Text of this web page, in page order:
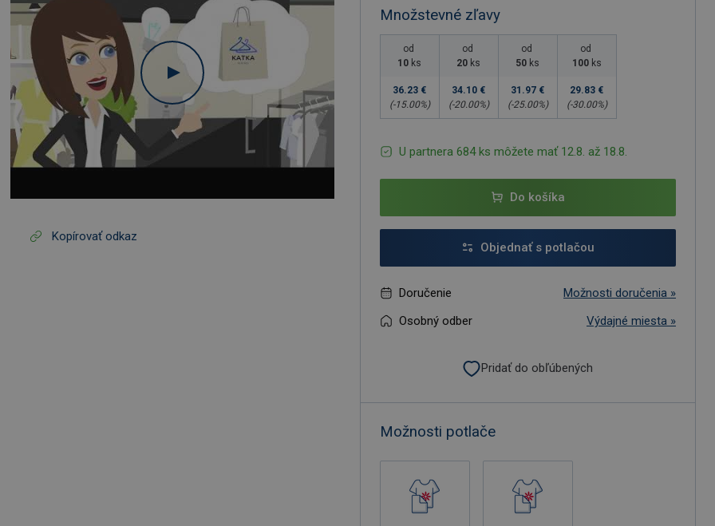
Kopírovať odkaz
Množstevné zľavy
od
10 ks
36.23 €
(-15.00%)
od
20 ks
34.10 €
(-20.00%)
od
50 ks
31.97 €
(-25.00%)
od
100 ks
29.83 €
(-30.00%)
U partnera 684 ks môžete mať 12.8. až 18.8.
Do košíka
Objednať s potlačou
Doručenie
Možnosti doručenia »
Osobný odber
Výdajné miesta »
Pridať do obľúbených
Možnosti potlače